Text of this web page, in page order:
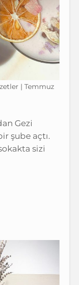
| Temmuz
Gezi
şube açtı.
sizi